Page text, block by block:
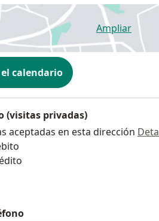
Ampliar
se abre
calendario
(visitas privadas)
aceptadas en esta dirección